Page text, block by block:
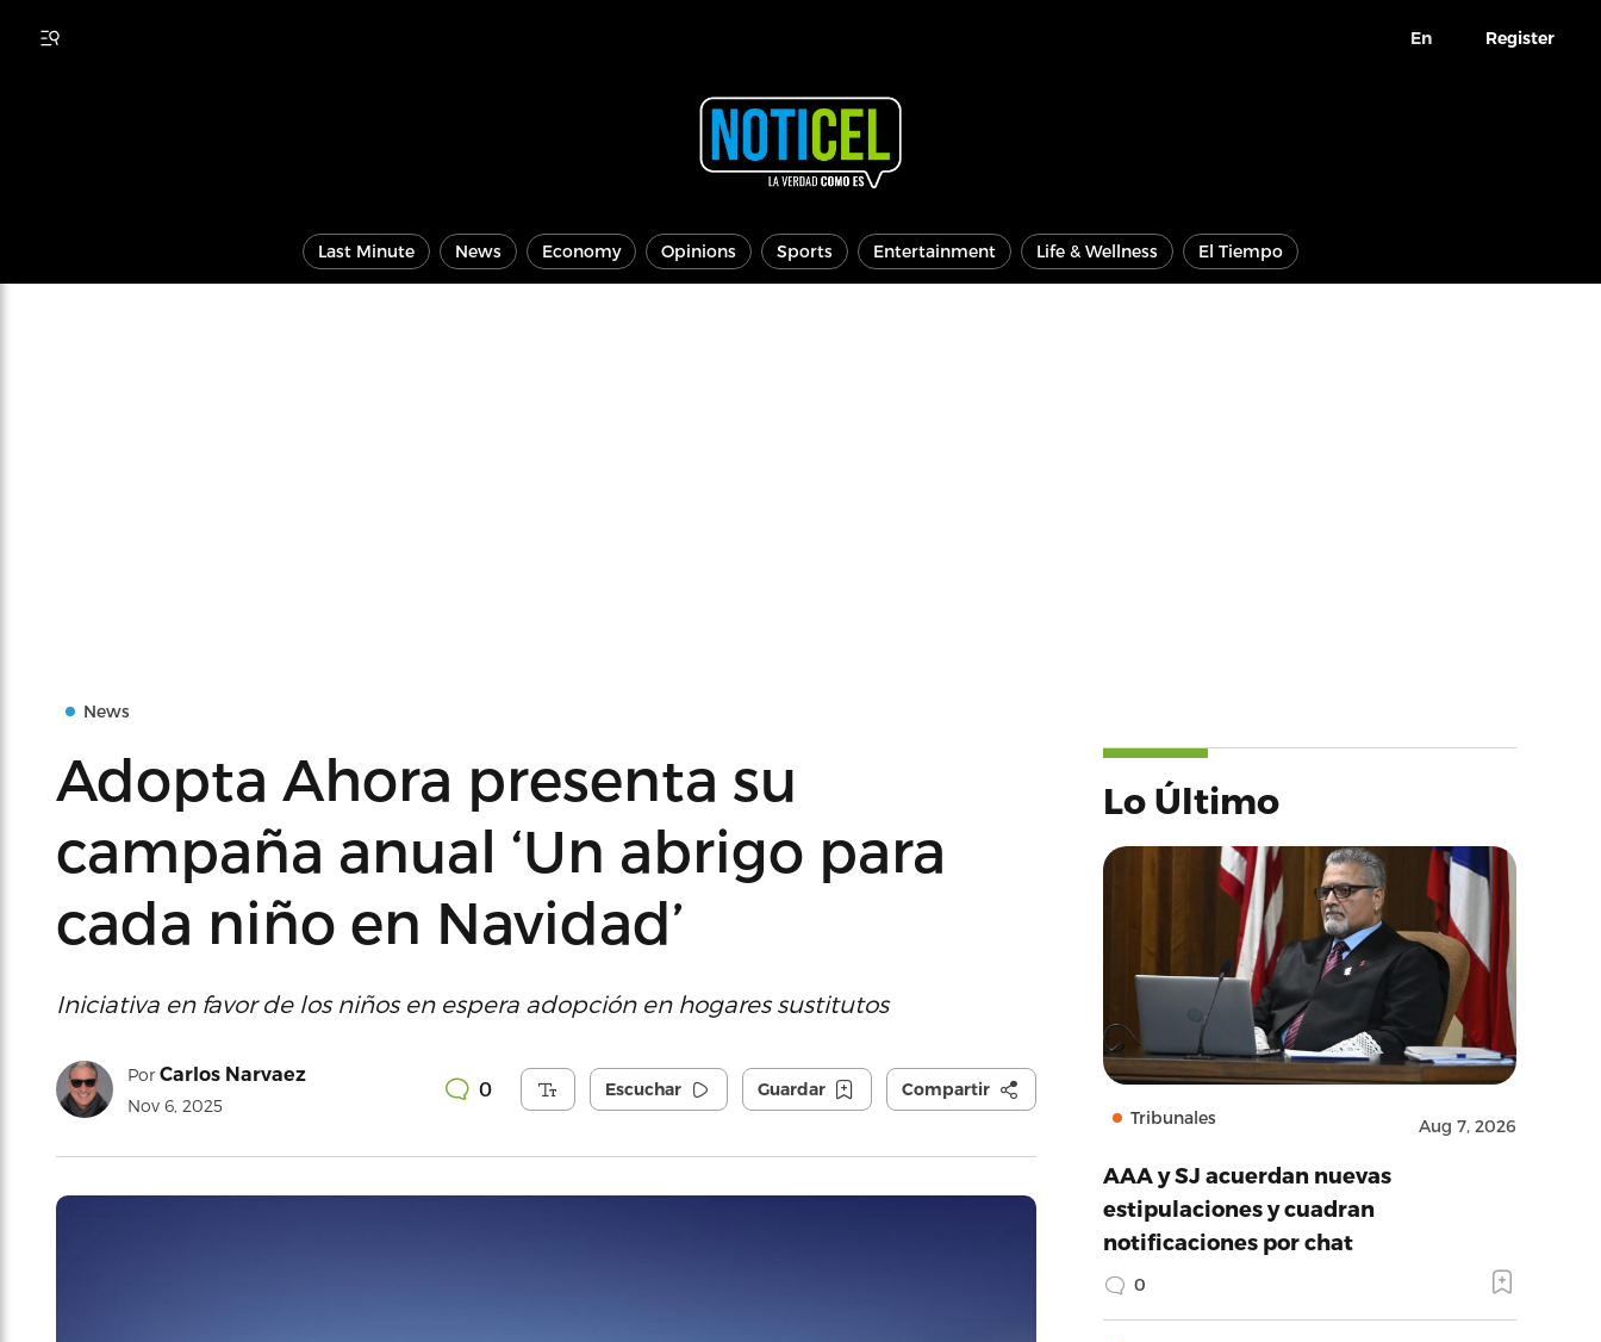
En Register
Last Minute News Economy Opinions Sports Entertainment Life & Wellness El Tiempo
News
Adopta Ahora presenta su
campaña anual ‘Un abrigo para
cada niño en Navidad’
Iniciativa en favor de los niños en espera adopción en hogares sustitutos
Por Carlos Narvaez
Nov 6, 2025
0 Escuchar Guardar Compartir
Lo Último
Tribunales Aug 7, 2026
AAA y SJ acuerdan nuevas
estipulaciones y cuadran
notificaciones por chat
0